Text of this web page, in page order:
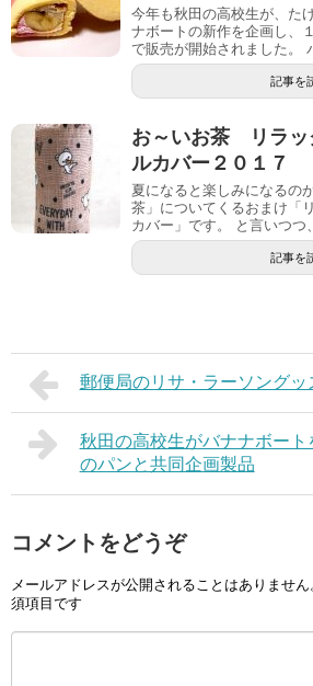
今年も秋田の高校生が、た
ナボートの新作を企画し、
で販売が開始されました。
記事を
お～いお茶 リラッ
ルカバー２０１７
夏になると楽しみになるの
茶」についてくるおまけ「
カバー」です。 と言いつつ
記事を
郵便局のリサ・ラーソングッ
秋田の高校生がバナナボート
のパンと共同企画製品
コメントをどうぞ
メールアドレスが公開されることはありません
須項目です